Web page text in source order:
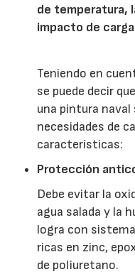
de temperatura,
impacto de
Teniendo en
se puede decir
una pintura naval
necesidades de
características:
Protección
Debe evitar la
agua salada y la
logra con
ricas en zinc,
de poliuretano.